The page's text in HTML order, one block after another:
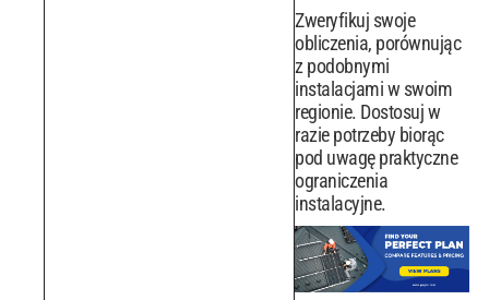
Zweryfikuj swoje
obliczenia, porównując
z podobnymi
instalacjami w swoim
regionie. Dostosuj w
razie potrzeby biorąc
pod uwagę praktyczne
ograniczenia
instalacyjne.